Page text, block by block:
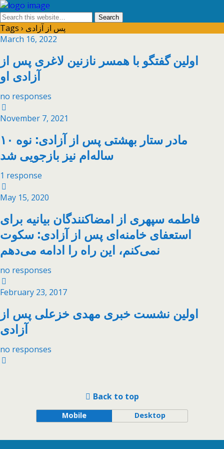
Tags › پس از آزادی
March 16, 2022
اولین گفتگو با همسر نازنین لاغری پس از
آزادی او
no responses
November 7, 2021
مادر ستار بهشتی پس از آزادی: نوه ۱۰
ساله‌ام نیز بازجویی شد
1 response
May 15, 2020
فاطمه سپهری از امضاکنندگان بیانیه برای
استعفای خامنه‌ای پس از آزادی: سکوت
نمی‌کنم، این راه را ادامه می‌دهم
no responses
February 23, 2017
اولین نشست خبری مهدی خزعلی پس از
آزادی
no responses
Back to top
Mobile Desktop